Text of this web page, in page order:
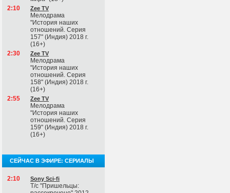
2:10
Zee TV
Мелодрама
"История наших
отношений. Серия
157" (Индия) 2018 г.
(16+)
2:30
Zee TV
Мелодрама
"История наших
отношений. Серия
158" (Индия) 2018 г.
(16+)
2:55
Zee TV
Мелодрама
"История наших
отношений. Серия
159" (Индия) 2018 г.
(16+)
СЕЙЧАС В ЭФИРЕ: СЕРИАЛЫ
2:10 Sony Sci-fi
Т/с "Пришельцы: